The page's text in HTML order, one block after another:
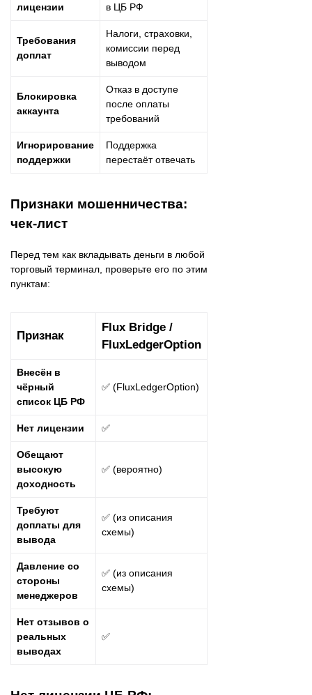
лицензии
в ЦБ РФ
Требования
доплат
Налоги, страховки,
комиссии перед
выводом
Блокировка
аккаунта
Отказ в доступе
после оплаты
требований
Игнорирование
поддержки
Поддержка
перестаёт отвечать
Признаки мошенничества:
чек-лист
Перед тем как вкладывать деньги в любой
торговый терминал, проверьте его по этим
пунктам:
Признак
Flux Bridge /
FluxLedgerOption
Внесён в
чёрный
список ЦБ РФ
✅ (FluxLedgerOption)
Нет лицензии ✅
Обещают
высокую
доходность
✅ (вероятно)
Требуют
доплаты для
вывода
✅ (из описания
схемы)
Давление со
стороны
менеджеров
✅ (из описания
схемы)
Нет отзывов о
реальных
выводах
✅